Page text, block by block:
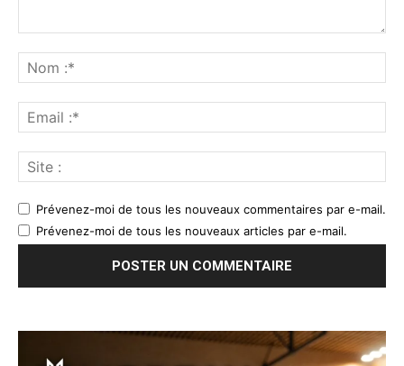
Prévenez-moi de tous les nouveaux commentaires par e-mail.
Prévenez-moi de tous les nouveaux articles par e-mail.